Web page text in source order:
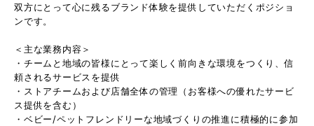
双方にとって心に残るブランド体験を提供していただくポジショ
ンです。
＜主な業務内容＞
・チームと地域の皆様にとって楽しく前向きな環境をつくり、信
頼されるサービスを提供
・ストアチームおよび店舗全体の管理（お客様への優れたサービ
ス提供を含む）
・ベビー/ペットフレンドリーな地域づくりの推進に積極的に参加